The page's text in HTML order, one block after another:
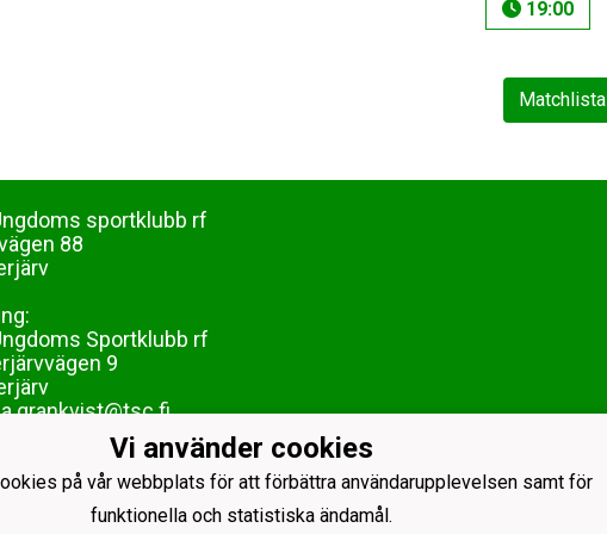
19:00
Matchlista
sportklubb rf
88
Sportklubb rf
9
Vi använder cookies
på vår webbplats för att förbättra användarupplevelsen samt för
funktionella och statistiska ändamål.